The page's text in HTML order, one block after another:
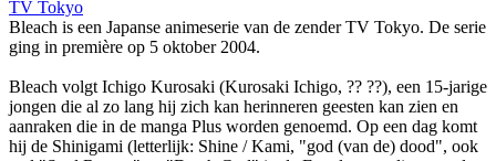
TV Tokyo
Bleach is een Japanse animeserie van de zender TV Tokyo. De serie
ging in première op 5 oktober 2004.
Bleach volgt Ichigo Kurosaki (Kurosaki Ichigo, ?? ??), een 15-jarige
jongen die al zo lang hij zich kan herinneren geesten kan zien en
aanraken die in de manga Plus worden genoemd. Op een dag komt
hij de Shinigami (letterlijk: Shine / Kami, "god (van de) dood", ook